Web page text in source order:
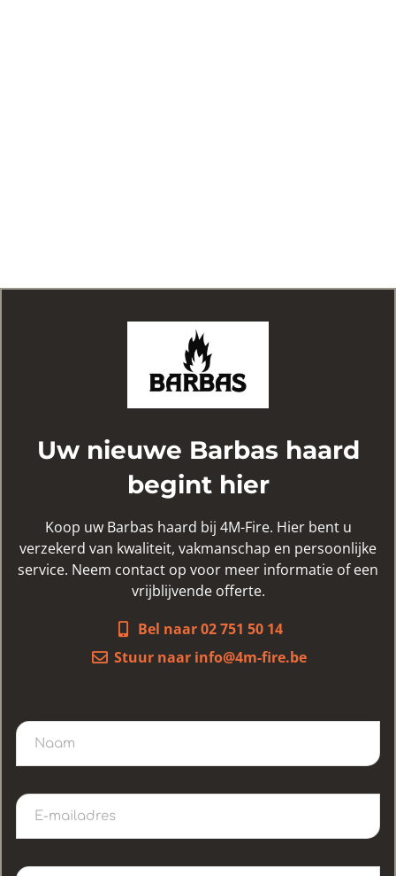
Uw nieuwe Barbas haard
begint hier
Koop uw Barbas haard bij 4M-Fire. Hier bent u
verzekerd van kwaliteit, vakmanschap en persoonlijke
service. Neem contact op voor meer informatie of een
vrijblijvende offerte.
Bel naar 02 751 50 14
Stuur naar info@4m-fire.be